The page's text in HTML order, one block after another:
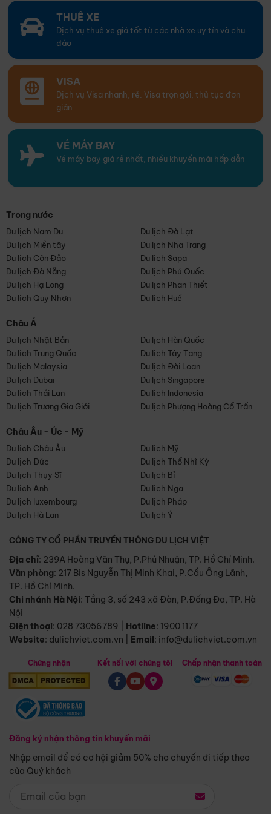
THUÊ XE
Dịch vụ thuê xe giá tốt từ các nhà xe uy tín và chu
đáo
VISA
Dịch vụ Visa nhanh, rẻ. Visa trọn gói, thủ tục đơn
giản
VÉ MÁY BAY
Vé máy bay giá rẻ nhất, nhiều khuyến mãi hấp dẫn
Trong nước
Du lịch Nam Du
Du lịch Đà Lạt
Du lịch Miền tây
Du lịch Nha Trang
Du lịch Côn Đảo
Du lịch Sapa
Du lịch Đà Nẵng
Du lịch Phú Quốc
Du lịch Hạ Long
Du lịch Phan Thiết
Du lịch Quy Nhơn
Du lịch Huế
Châu Á
Du lịch Nhật Bản
Du lịch Hàn Quốc
Du lịch Trung Quốc
Du lịch Tây Tạng
Du lịch Malaysia
Du lịch Đài Loan
Du lịch Dubai
Du lịch Singapore
Du lịch Thái Lan
Du lịch Indonesia
Du lịch Trương Gia Giới
Du lịch Phượng Hoàng Cổ Trấn
Châu Âu - Úc - Mỹ
Du lịch Châu Âu
Du lịch Mỹ
Du lịch Đức
Du lịch Thổ Nhĩ Kỳ
Du lịch Thụy Sĩ
Du lịch Bỉ
Du lịch Anh
Du lịch Nga
Du lịch luxembourg
Du lịch Pháp
Du lịch Hà Lan
Du lịch Ý
CÔNG TY CỔ PHẦN TRUYỀN THÔNG DU LỊCH VIỆT
Địa chỉ: 239A Hoàng Văn Thụ, P.Phú Nhuận, TP. Hồ Chí Minh.
Văn phòng: 217 Bis Nguyễn Thị Minh Khai, P.Cầu Ông Lãnh,
TP. Hồ Chí Minh.
Chi nhánh Hà Nội: Tầng 3, số 243 xã Đàn, P.Đống Đa, TP. Hà
Nội
Điện thoại: 028 73056789 Hotline: 1900 1177
Website: dulichviet.com.vn Email: info@dulichviet.com.vn
Chứng nhận
Đăng ký nhận thông tin khuyến mãi
Nhập email để có cơ hội giảm 50% cho chuyến đi tiếp theo
của Quý khách
Kết nối với chúng tôi Chấp nhận thanh toán